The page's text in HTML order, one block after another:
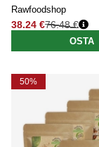
Rawfoodshop
38.24 €
Normaali hinta
76.48 €
OSTA
50%